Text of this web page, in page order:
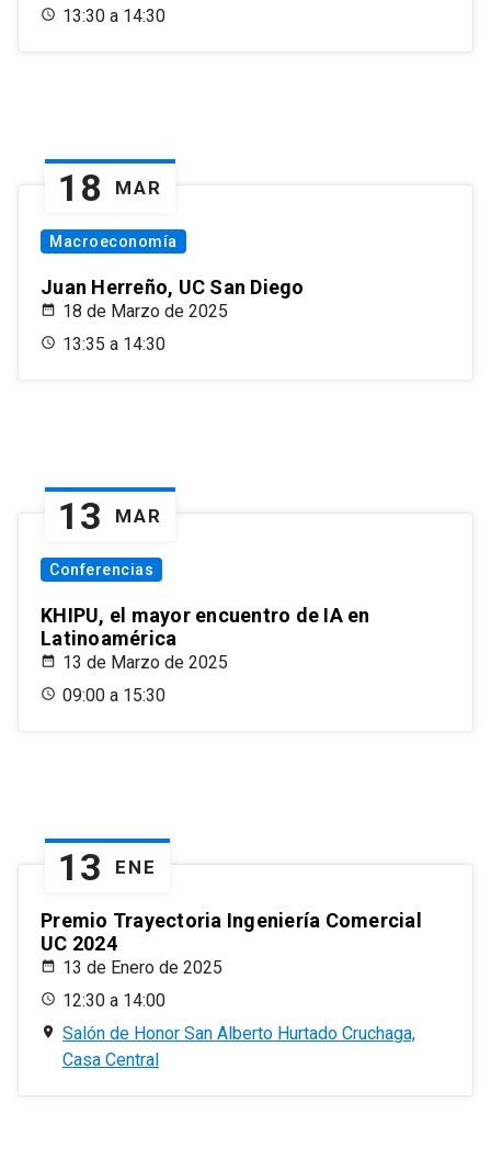
13:30 a 14:30
18 MAR
Macroeconomía
Juan Herreño, UC San Diego
18 de Marzo de 2025
13:35 a 14:30
13 MAR
Conferencias
KHIPU, el mayor encuentro de IA en
Latinoamérica
13 de Marzo de 2025
09:00 a 15:30
13 ENE
Premio Trayectoria Ingeniería Comercial
UC 2024
13 de Enero de 2025
12:30 a 14:00
Salón de Honor San Alberto Hurtado Cruchaga,
Casa Central